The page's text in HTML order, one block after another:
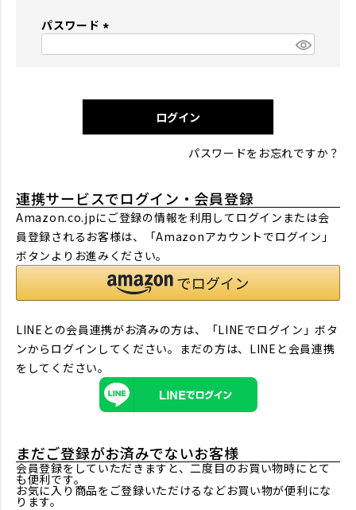
パスワード
)
ログイン
パスワードをお忘れですか？
連携サービスでログイン・会員登録
Amazon.co.jpにご登録の情報を利用してログインまたは会
員登録されるお客様は、「Amazonアカウントでログイン」
ボタンよりお進みください。
LINEとの会員連携がお済みの方は、「LINEでログイン」ボタ
ンからログインしてください。まだの方は、 LINEと会員連携
をしてください。
まだご登録がお済みでないお客様
会員登録をしていただきますと、二度目のお買い物時にとて
も便利です。
お気に入り商品をご登録いただけるなどお買い物が便利にな
ります。